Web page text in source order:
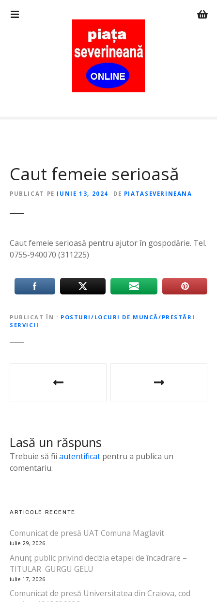
Caut femeie serioasă
PUBLICAT PE IUNIE 13, 2024 DE PIATASEVERINEANA
Caut femeie serioasă pentru ajutor în gospodărie. Tel.
0755-940070 (311225)
PUBLICAT ÎN
POSTURI/LOCURI DE MUNCĂ/PRESTĂRI
SERVICII
g
a
e
î
n
a
r
Lasă un răspuns
Trebuie să fii autentificat pentru a publica un
comentariu.
ARTICOLE RECENTE
Comunicat de presă UAT Comuna Maglavit
iulie 29, 2026
Anunț public privind decizia etapei de încadrare –
TITULAR GURGU GELU
iulie 17, 2026
Comunicat de presă Universitatea din Craiova, cod